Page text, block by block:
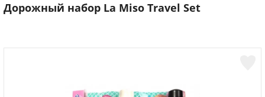
Дорожный набор La Miso Travel Set